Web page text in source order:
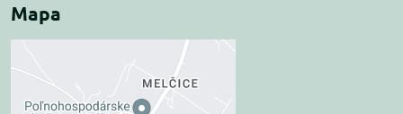
Mapa
Externý obsah je
blokovaný Voľbami